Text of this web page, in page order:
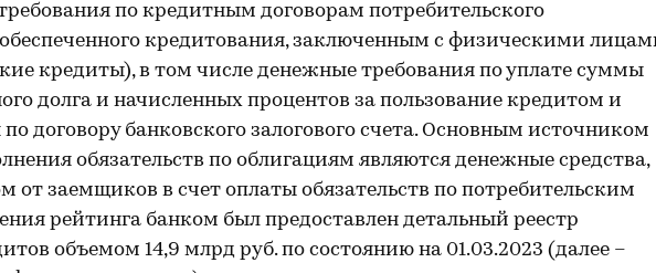
по кредитным договорам потребительского
кредитования, заключенным с физическими
кредиты), в том числе денежные требования по уплате суммы
долга и начисленных процентов за пользование кредитом и
договору банковского залогового счета. Основным источником
обязательств по облигациям являются денежные средства,
от заемщиков в счет оплаты обязательств по потребительским
рейтинга банком был предоставлен детальный реестр
объемом 14,9 млрд руб. по состоянию на 01.03.2023 (далее –